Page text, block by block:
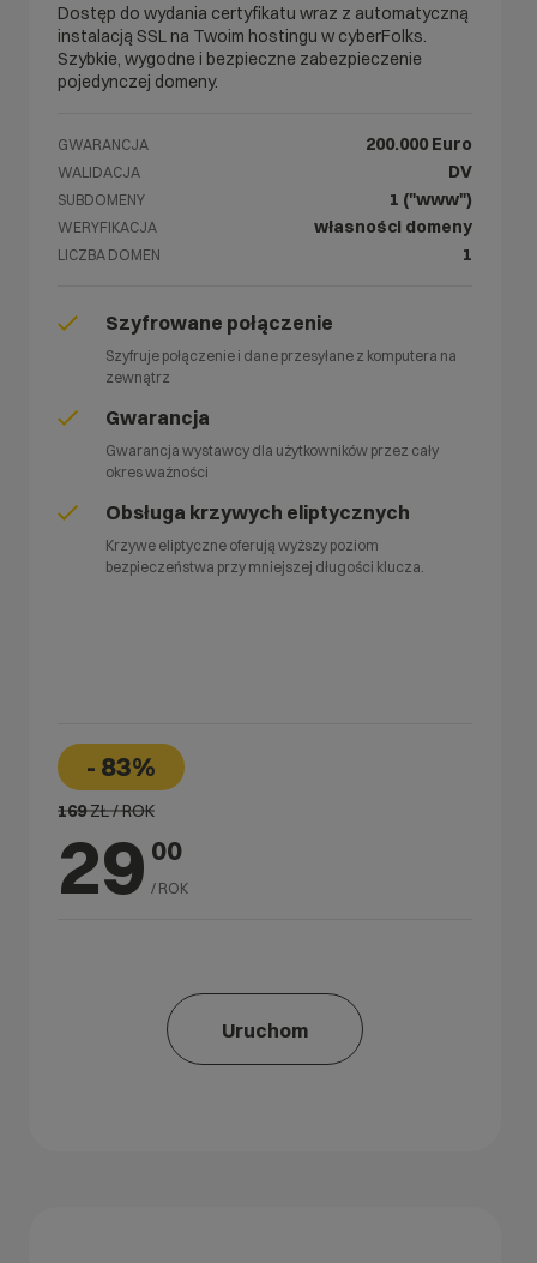
Dostęp do wydania certyfikatu wraz z automatyczną
instalacją SSL na Twoim hostingu w cyberFolks.
Szybkie, wygodne i bezpieczne zabezpieczenie
pojedynczej domeny.
GWARANCJA 200.000 Euro
WALIDACJA DV
SUBDOMENY 1 ("www")
WERYFIKACJA własności domeny
LICZBA DOMEN 1
Szyfrowane połączenie
Szyfruje połączenie i dane przesyłane z komputera na
zewnątrz
Gwarancja
Gwarancja wystawcy dla użytkowników przez cały
okres ważności
Obsługa krzywych eliptycznych
Krzywe eliptyczne oferują wyższy poziom
bezpieczeństwa przy mniejszej długości klucza.
169ZŁ / ROK
- 83%
29 00
/ ROK
Uruchom